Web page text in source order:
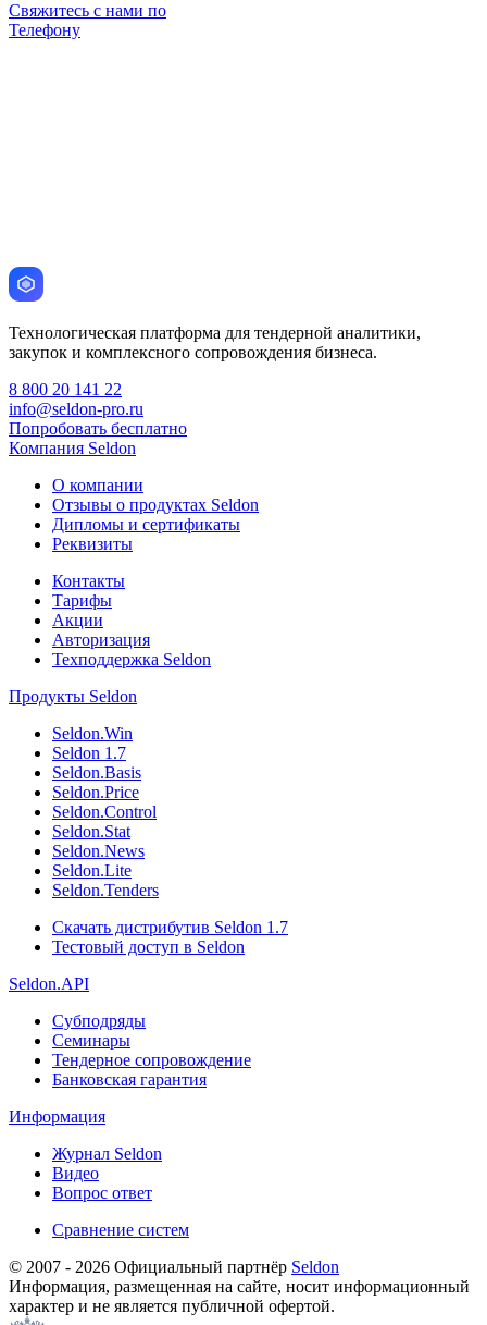
Свяжитесь с нами по
Телефону
Технологическая платформа для тендерной аналитики,
закупок и комплексного сопровождения бизнеса.
8 800 20 141 22
info@seldon-pro.ru
Попробовать бесплатно
Компания Seldon
О компании
Отзывы о продуктах Seldon
Дипломы и сертификаты
Реквизиты
Контакты
Тарифы
Акции
Авторизация
Техподдержка Seldon
Продукты Seldon
Seldon.Win
Seldon 1.7
Seldon.Basis
Seldon.Price
Seldon.Control
Seldon.Stat
Seldon.News
Seldon.Lite
Seldon.Tenders
Скачать дистрибутив Seldon 1.7
Тестовый доступ в Seldon
Seldon.API
Субподряды
Семинары
Тендерное сопровождение
Банковская гарантия
Информация
Журнал Seldon
Видео
Вопрос ответ
Сравнение систем
© 2007 - 2026 Официальный партнёр Seldon
Информация, размещенная на сайте, носит информационный
характер и не является публичной офертой.